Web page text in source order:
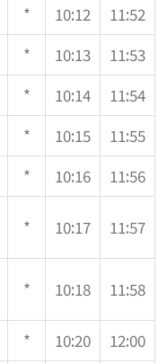
* 10:12
11:52
* 10:13
11:53
* 10:14
11:54
* 10:15
11:55
* 10:16
11:56
* 10:17 11:57
* 10:18 11:58
* 10:20
12:00